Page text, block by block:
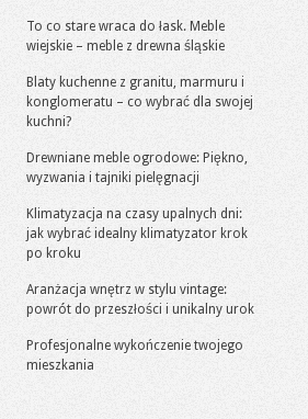
To co stare wraca do łask. Meble
wiejskie – meble z drewna śląskie
Blaty kuchenne z granitu, marmuru i
konglomeratu – co wybrać dla swojej
kuchni?
Drewniane meble ogrodowe: Piękno,
wyzwania i tajniki pielęgnacji
Klimatyzacja na czasy upalnych dni:
jak wybrać idealny klimatyzator krok
po kroku
Aranżacja wnętrz w stylu vintage:
powrót do przeszłości i unikalny urok
Profesjonalne wykończenie twojego
mieszkania